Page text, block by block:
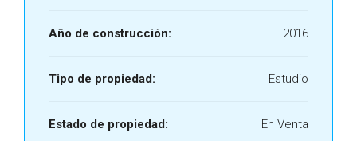
Año de construcción: 2016
Tipo de propiedad: Estudio
Estado de propiedad: En Venta